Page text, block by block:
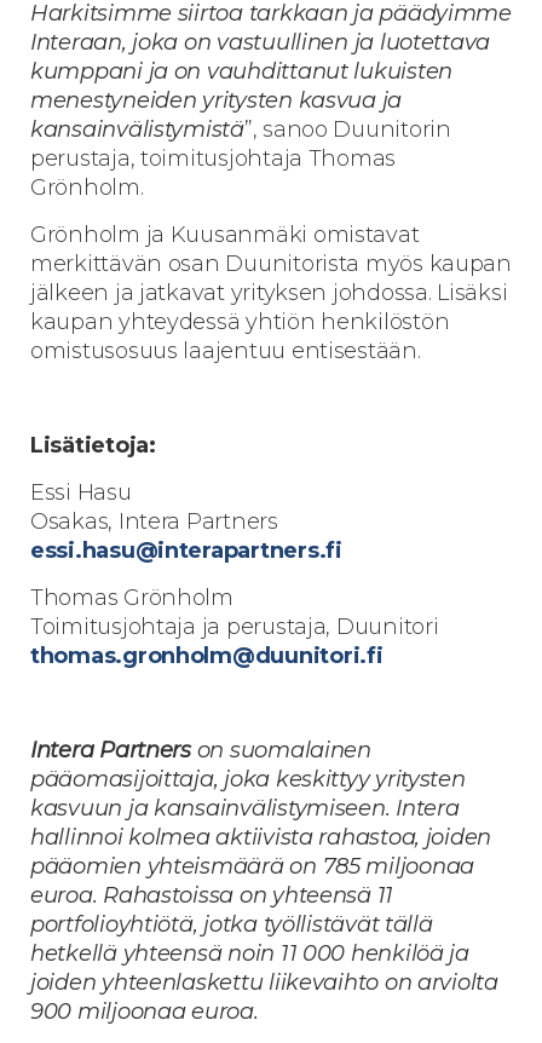
Harkitsimme siirtoa tarkkaan ja päädyimme
Interaan, joka on vastuullinen ja luotettava
kumppani ja on vauhdittanut lukuisten
menestyneiden yritysten kasvua ja
kansainvälistymistä”, sanoo Duunitorin
perustaja, toimitusjohtaja Thomas
Grönholm.
Grönholm ja Kuusanmäki omistavat
merkittävän osan Duunitorista myös kaupan
jälkeen ja jatkavat yrityksen johdossa. Lisäksi
kaupan yhteydessä yhtiön henkilöstön
omistusosuus laajentuu entisestään.
Lisätietoja:
Essi Hasu
Osakas, Intera Partners
essi.hasu@interapartners.fi
Thomas Grönholm
Toimitusjohtaja ja perustaja, Duunitori
thomas.gronholm@duunitori.fi
Intera Partnerson suomalainen
pääomasijoittaja, joka keskittyy yritysten
kasvuun ja kansainvälistymiseen. Intera
hallinnoi kolmea aktiivista rahastoa, joiden
pääomien yhteismäärä on 785 miljoonaa
euroa. Rahastoissa on yhteensä 11
portfolioyhtiötä, jotka työllistävät tällä
hetkellä yhteensä noin 11 000 henkilöä ja
joiden yhteenlaskettu liikevaihto on arviolta
900 miljoonaa euroa.